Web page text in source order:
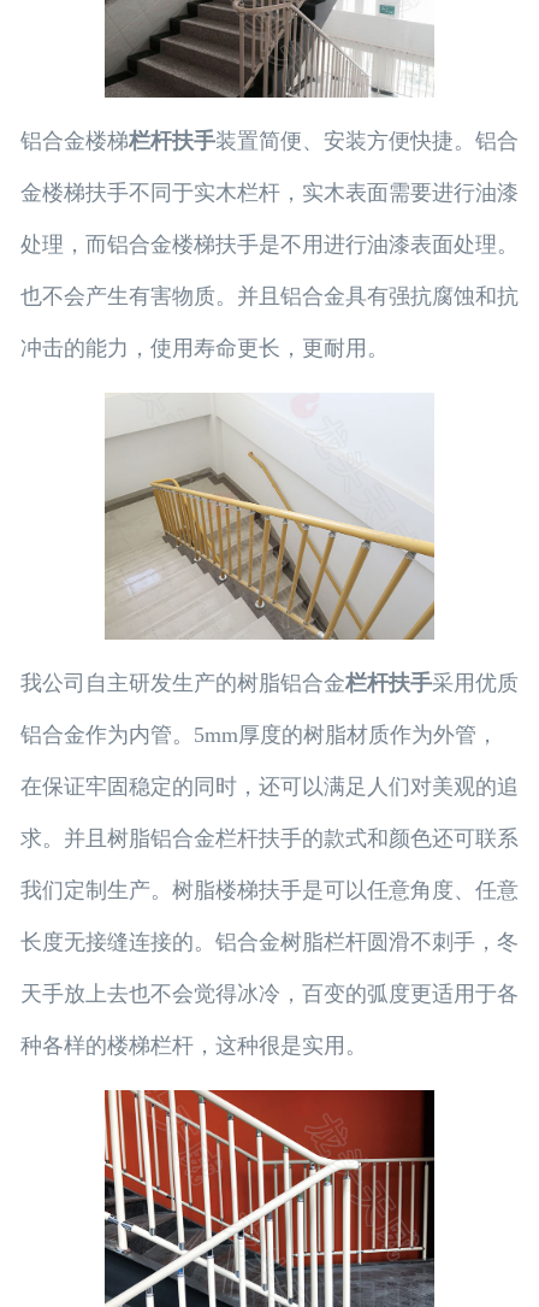
铝合金楼梯栏杆扶手装置简便、安装方便快捷。铝合
金楼梯扶手不同于实木栏杆，实木表面需要进行油漆
处理，而铝合金楼梯扶手是不用进行油漆表面处理。
也不会产生有害物质。并且铝合金具有强抗腐蚀和抗
冲击的能力， 使用寿命更长，更耐用。
我公司自主研发生产的树脂铝合金栏杆扶手采用优质
铝合金作为内管。5mm厚度的树脂材质作为外管，
在保证牢固稳定的同时，还可以满足人们对美观的追
求。并且树脂铝合金栏杆扶手的款式和颜色还可联系
我们定制生产。树脂楼梯扶手是可以任意角度、任意
长度无接缝连接的。 铝合金树脂栏杆圆滑不刺手，冬
天手放上去也不会觉得冰冷，百变的弧度更适用于各
种各样的楼梯栏杆，这种很是实用。